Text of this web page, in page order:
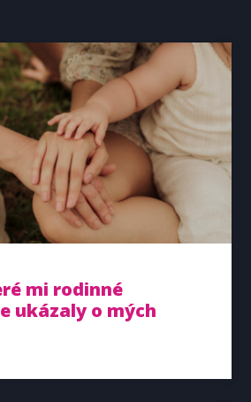
mi rodinné
ukázaly o mých